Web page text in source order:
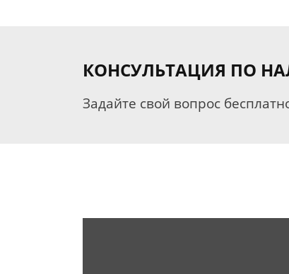
КОНСУЛЬТАЦИЯ ПО
Задайте свой вопрос